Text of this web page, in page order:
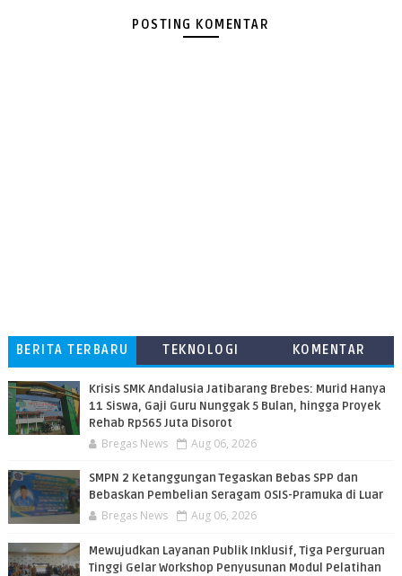
POSTING KOMENTAR
BERITA TERBARU TEKNOLOGI
KOMENTAR
Krisis SMK Andalusia Jatibarang Brebes: Murid Hanya
11 Siswa, Gaji Guru Nunggak 5 Bulan, hingga Proyek
Rehab Rp565 Juta Disorot
Bregas News Aug 06, 2026
SMPN 2 Ketanggungan Tegaskan Bebas SPP dan
Bebaskan Pembelian Seragam OSIS-Pramuka di Luar
Bregas News Aug 06, 2026
​Mewujudkan Layanan Publik Inklusif, Tiga Perguruan
Tinggi Gelar Workshop Penyusunan Modul Pelatihan